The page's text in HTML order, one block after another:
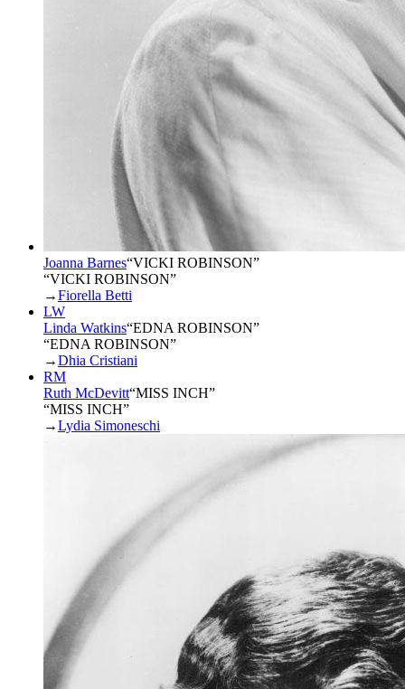
Joanna Barnes“VICKI ROBINSON”
“VICKI ROBINSON”
→Fiorella Betti
LW
Linda Watkins“EDNA ROBINSON”
“EDNA ROBINSON”
→Dhia Cristiani
RM
Ruth McDevitt“MISS INCH”
“MISS INCH”
→Lydia Simoneschi